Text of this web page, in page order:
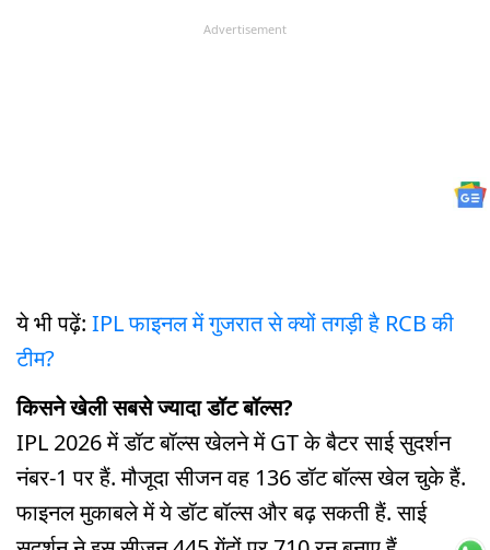
Advertisement
ये भी पढ़ें: IPL फाइनल में गुजरात से क्यों तगड़ी है RCB की
टीम?
किसने खेली सबसे ज्यादा डॉट बॉल्स?
IPL 2026 में डॉट बॉल्स खेलने में GT के बैटर साई सुदर्शन
नंबर-1 पर हैं. मौजूदा सीजन वह 136 डॉट बॉल्स खेल चुके हैं.
फाइनल मुकाबले में ये डॉट बॉल्स और बढ़ सकती हैं. साई